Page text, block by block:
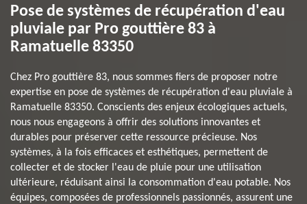
Pose de systèmes de récupération d'eau
pluviale par Pro gouttière 83 à
Ramatuelle 83350
Chez Pro gouttière 83, nous sommes fiers de proposer notre
expertise en pose de systèmes de récupération d'eau pluviale à
Ramatuelle 83350. Conscients des enjeux écologiques actuels,
nous nous engageons à offrir des solutions innovantes et
durables pour préserver cette ressource précieuse. Nos
systèmes, à la fois efficaces et esthétiques, permettent de
collecter et de stocker l'eau de pluie pour une utilisation
ultérieure, réduisant ainsi la consommation d'eau potable. Nos
équipes, composées de professionnels passionnés, assurent une